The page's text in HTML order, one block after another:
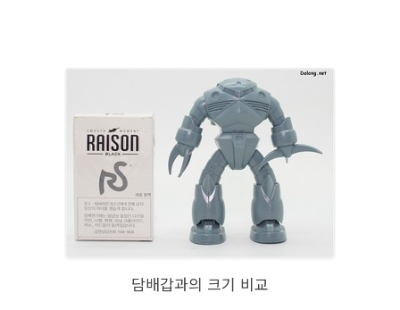
담배갑과의 크기 비교